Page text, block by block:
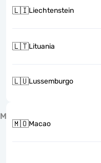
🇱🇮Liechtenstein
🇱🇹Lituania
🇱🇺Lussemburgo
M
🇲🇴Macao